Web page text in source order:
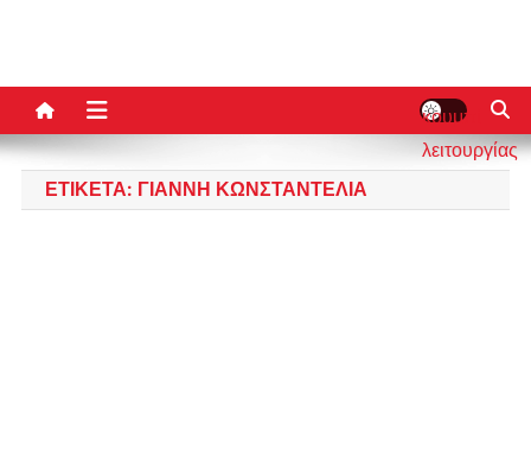
κουμπί
λειτουργίας
ΕΤΙΚΈΤΑ: ΓΙΆΝΝΗ ΚΩΝΣΤΑΝΤΈΛΙΑ